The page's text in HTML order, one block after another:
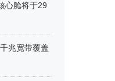
心舱将于29
兆宽带覆盖